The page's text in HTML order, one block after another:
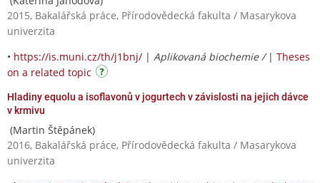
2015, Bakalářská práce, Přírodovědecká fakulta / Masarykova
univerzita
• https://is.muni.cz/th/j1bnj/ | Aplikovaná biochemie / | Theses
on a related topic
Hladiny equolu a isoflavonů v jogurtech v závislosti na jejich dávce
v krmivu
(Martin Štěpánek)
2016, Bakalářská práce, Přírodovědecká fakulta / Masarykova
univerzita